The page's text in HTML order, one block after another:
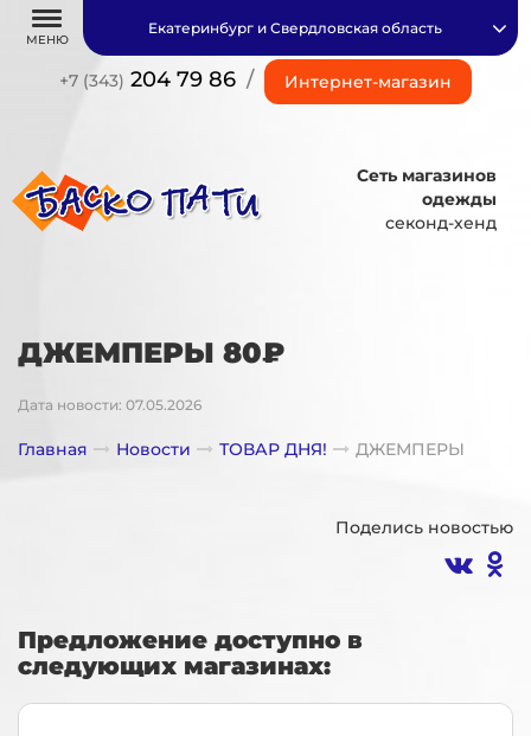
МЕНЮ
+7 (343) 204 79 86 / Интернет-магазин
Екатеринбург и Свердловская область
Сеть магазинов
одежды
секонд-хенд
ДЖЕМПЕРЫ 80₽
Дата новости: 07.05.2026
Главная Новости ТОВАР ДНЯ! ДЖЕМПЕРЫ
Поделись новостью
Предложение доступно в
следующих магазинах: